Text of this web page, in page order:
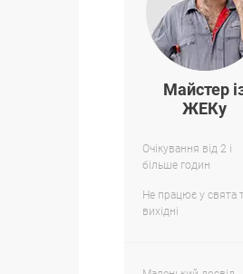
Майстер
ЖЕКу
Очікування від 2 і
більше годин
Не працює у свята
вихідні